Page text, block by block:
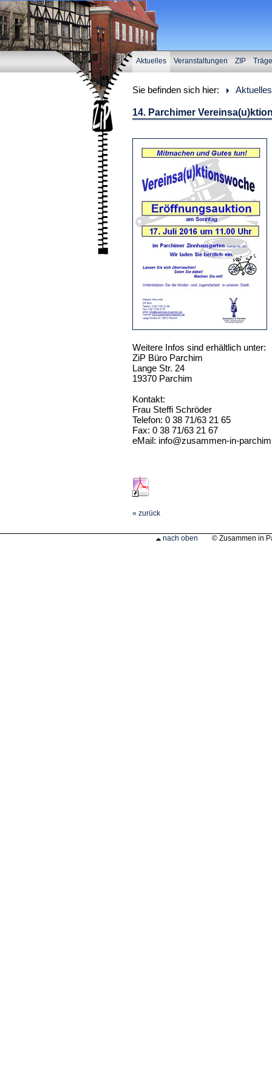
Aktuelles Veranstaltungen ZIP
Sie befinden sich hier: Aktuelles
14. Parchimer
Weitere Infos sind erhältlich unter:
ZiP Büro Parchim
Lange Str. 24
19370 Parchim
Kontakt:
Frau Steffi Schröder
Telefon: 0 38 71/63 21 65
Fax: 0 38 71/63 21 67
eMail: info@zusammen-in-
« zurück
nach oben © Zusammen in